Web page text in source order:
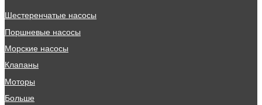
Шестеренчатые насосы
Поршневые насосы
Морские насосы
Клапаны
Моторы
Больше